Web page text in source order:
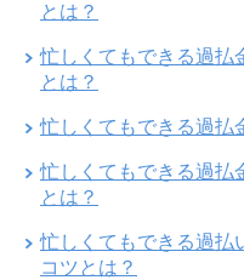
とは？
忙しくてもできる過
とは？
忙しくてもできる過払
忙しくてもできる過払
とは？
忙しくてもできる過払
コツとは？